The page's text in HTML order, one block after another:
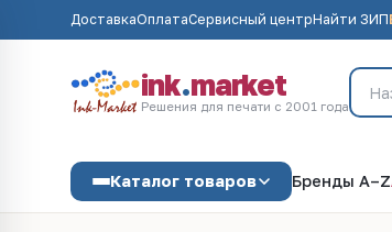
ДоставкаОплатаСервисный центрНайти ЗИП
ink.market
Решения для печати с 2001 года
Каталог товаров Бренды A–Z